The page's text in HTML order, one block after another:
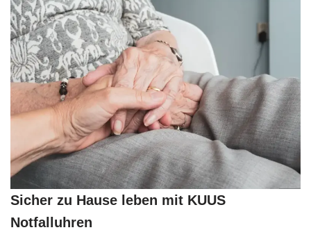
Sicher zu Hause leben mit KUUS
Notfalluhren